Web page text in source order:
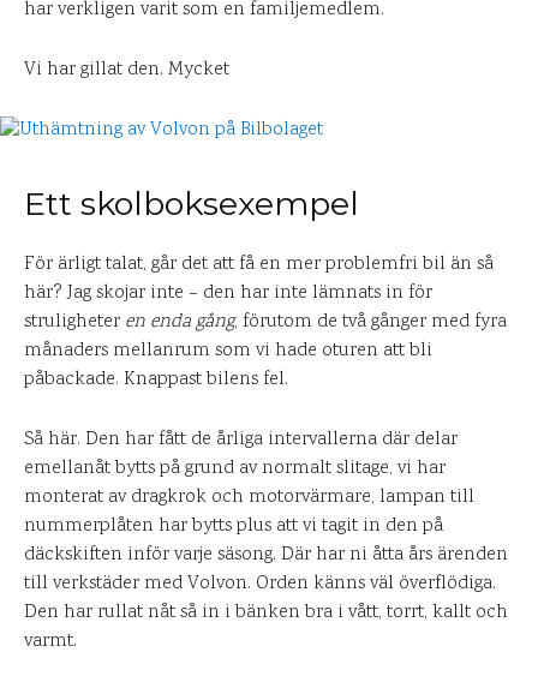
har verkligen varit som en familjemedlem.
Vi har gillat den. Mycket
Ett skolboksexempel
För ärligt talat, går det att få en mer problemfri bil än så
här? Jag skojar inte – den har inte lämnats in för
struligheter en enda gång, förutom de två gånger med fyra
månaders mellanrum som vi hade oturen att bli
påbackade. Knappast bilens fel.
Så här. Den har fått de årliga intervallerna där delar
emellanåt bytts på grund av normalt slitage, vi har
monterat av dragkrok och motorvärmare, lampan till
nummerplåten har bytts plus att vi tagit in den på
däckskiften inför varje säsong. Där har ni åtta års ärenden
till verkstäder med Volvon. Orden känns väl överflödiga.
Den har rullat nåt så in i bänken bra i vått, torrt, kallt och
varmt.